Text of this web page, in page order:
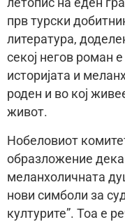
летопис на еден
прв турски
литература,
секој негов роман
историјата и
роден и во кој
живот.
Нобеловиот
образложение дека
меланхоличната
нови симболи за
културите”. Тоа е